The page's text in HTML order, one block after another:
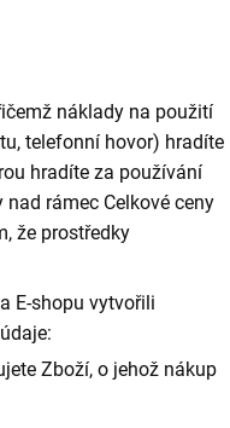
náklady na použití
telefonní hovor) hradíte
hradíte za používání
rámec Celkové ceny
že prostředky
E-shopu vytvořili
Zboží, o jehož nákup